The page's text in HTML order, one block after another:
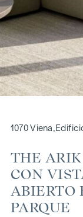
1070
THE
CON
ABIERTO
PARQUE